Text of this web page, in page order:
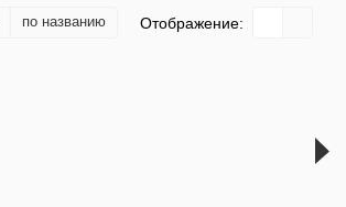
по названию Отображение: